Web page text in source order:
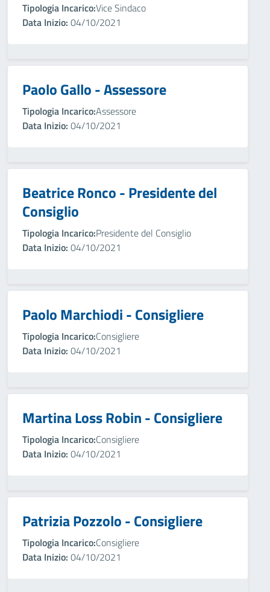
Tipologia Incarico:Vice Sindaco
Data Inizio: 04/10/2021
Paolo Gallo - Assessore
Tipologia Incarico:Assessore
Data Inizio: 04/10/2021
Beatrice Ronco - Presidente del
Consiglio
Tipologia Incarico:Presidente del Consiglio
Data Inizio: 04/10/2021
Paolo Marchiodi - Consigliere
Tipologia Incarico:Consigliere
Data Inizio: 04/10/2021
Martina Loss Robin - Consigliere
Tipologia Incarico:Consigliere
Data Inizio: 04/10/2021
Patrizia Pozzolo - Consigliere
Tipologia Incarico:Consigliere
Data Inizio: 04/10/2021